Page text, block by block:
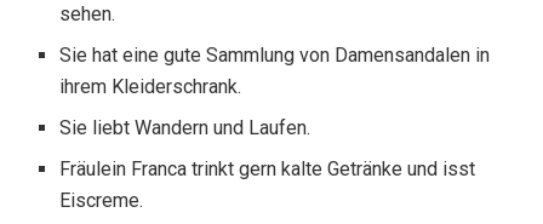
sehen.
Sie hat eine gute Sammlung von Damensandalen in
ihrem Kleiderschrank.
Sie liebt Wandern und Laufen.
Fräulein Franca trinkt gern kalte Getränke und isst
Eiscreme.